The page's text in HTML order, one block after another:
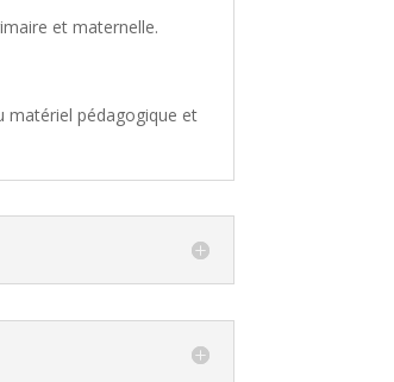
et maternelle.
matériel pédagogique et